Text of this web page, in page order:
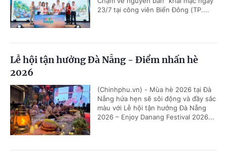
23/7 tại công viên Biển Đông (TP....
Lễ hội tận hưởng Đà Nẵng - Điểm nhấn hè
2026
(Chinhphu.vn) - Mùa hè 2026 tại Đà
Nẵng hứa hẹn sẽ sôi động và đầy sắc
màu với Lễ hội tận hưởng Đà Nẵng
2026 – Enjoy Danang Festival 2026...